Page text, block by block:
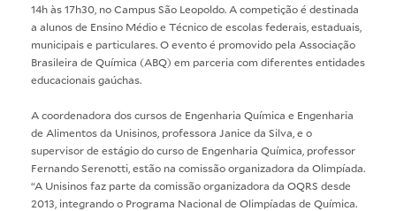
14h às 17h30, no Campus São Leopoldo. A competição é destinada
a alunos de Ensino Médio e Técnico de escolas federais, estaduais,
municipais e particulares. O evento é promovido pela Associação
Brasileira de Química (ABQ) em parceria com diferentes entidades
educacionais gaúchas.
A coordenadora dos cursos de Engenharia Química e Engenharia
de Alimentos da Unisinos, professora Janice da Silva, e o
supervisor de estágio do curso de Engenharia Química, professor
Fernando Serenotti, estão na comissão organizadora da Olimpíada.
“A Unisinos faz parte da comissão organizadora da OQRS desde
2013, integrando o Programa Nacional de Olimpíadas de Química.